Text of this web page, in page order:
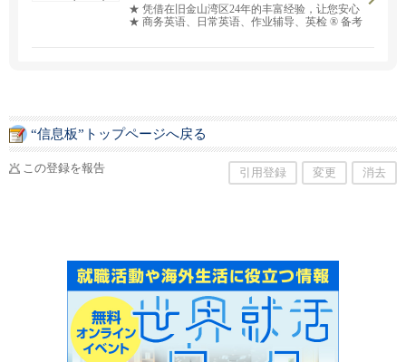
★ 凭借在旧金山湾区24年的丰富经验，让您安心
★ 商务英语、日常英语、作业辅导、英检 ® 备考
“信息板”トップページへ戻る
この登録を報告 引用登録 変更 消去